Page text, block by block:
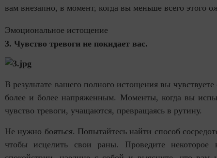
вам внезапно, в момент, когда вы меньше всего этого
Эмоциональное истощение
3. Чувство тревоги не покидает вас.
В результате вашего полного истощения вы чувствуете
более и более напряженным. Моменты, когда вы
чувство тревоги, учащаются, превращаясь в рутину.
Не нужно бояться. Попытайтесь найти способ
чтобы исцелить свои раны. Проведите некоторое